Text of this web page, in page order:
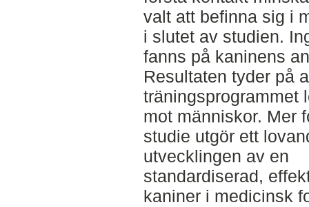
valt att befinna sig i
i slutet av studien.
fanns på kaninens
Resultaten tyder på
träningsprogrammet
mot människor. Mer
studie utgör ett
utvecklingen av en
standardiserad,
kaniner i medicinsk